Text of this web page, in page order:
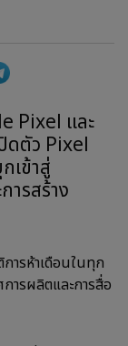
ดตัว Pixel
เข้าสู่
ารสร้าง
ารห้าเดือนในทุก
ารผลิตและการสื่อ